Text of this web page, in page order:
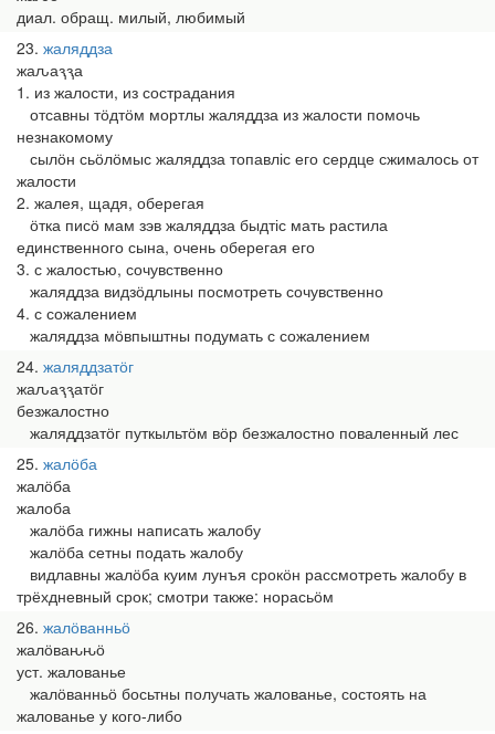
диал. обращ. милый, любимый
23 жаляддза
жаԉаԇԇа
1. из жалости, из сострадания
отсавны тӧдтӧм мортлы жаляддза из жалости помочь
незнакомому
сылӧн сьӧлӧмыс жаляддза топавліс его сердце сжималось от
жалости
2. жалея, щадя, оберегая
ӧтка писӧ мам зэв жаляддза быдтіс мать растила
единственного сына, очень оберегая его
3. с жалостью, сочувственно
жаляддза видзӧдлыны посмотреть сочувственно
4. с сожалением
жаляддза мӧвпыштны подумать с сожалением
24 жаляддзатӧг
жаԉаԇԇатӧг
безжалостно
жаляддзатӧг путкыльтӧм вӧр безжалостно поваленный лес
25 жалӧба
жалӧба
жалоба
жалӧба гижны написать жалобу
жалӧба сетны подать жалобу
видлавны жалӧба куим лунъя срокӧн рассмотреть жалобу в
трёхдневный срок; смотри также: норасьӧм
26 жалӧванньӧ
жалӧваԋԋӧ
уст. жалованье
жалӧванньӧ босьтны получать жалованье, состоять на
жалованье у кого-либо